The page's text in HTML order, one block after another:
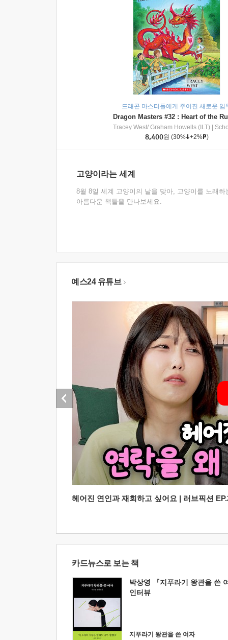
드래곤 마스터들에게 주어진 새로운 임
Tracey West/ Graham Howells (ILT)
8,400원 (30% +2% )
고양이라는 세계
8월 8일 세계 고양이의 날을 맞아, 고양이를 노래하
아름다운 책들을 만나보세요.
예스24 유튜브
헤어진 연인과 재회하고 싶어요 | 러브픽션
카드뉴스로 보는 책
박상영 『지푸라기 왕관을 쓴
인터뷰
지푸라기 왕관을 쓴 여자